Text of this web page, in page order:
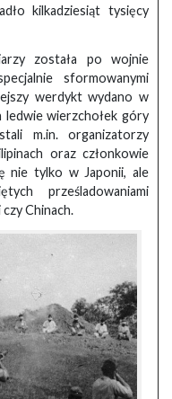
kilkadziesiąt tysięcy
została po wojnie
sformowanymi
werdykt wydano w
ledwie wierzchołek góry
m.in. organizatorzy
oraz członkowie
nie tylko w Japonii, ale
prześladowaniami
Chinach.